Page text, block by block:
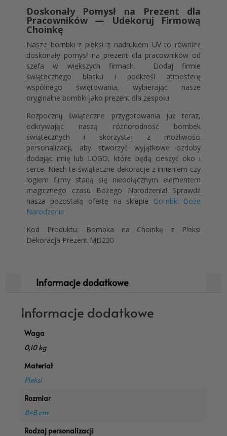
Doskonały Pomysł na Prezent dla
Pracowników — Udekoruj Firmową
Choinkę
Nasze bombki z pleksi z nadrukiem UV to również
doskonały pomysł na prezent dla pracowników od
szefa w większych firmach. Dodaj firmie
świątecznego blasku i podkreśl atmosferę
wspólnego świętowania, wybierając nasze
oryginalne bombki jako prezent dla zespołu.
Rozpocznij świąteczne przygotowania już teraz,
odkrywając naszą różnorodność bombek
świątecznych i skorzystaj z możliwości
personalizacji, aby stworzyć wyjątkowe ozdoby
dodając imię lub LOGO, które będą cieszyć oko i
serce. Niech te świąteczne dekoracje z imieniem czy
logiem firmy staną się nieodłącznym elementem
magicznego czasu Bożego Narodzenia! Sprawdź
nasza pozostałą ofertę na sklepie
Bombki Boże
Narodzenie
Kod Produktu: Bombka na Choinkę z Pleksi
Dekoracja Prezent MD230
Informacje dodatkowe
Informacje dodatkowe
Waga
0,10 kg
Materiał
Pleksi
Rozmiar
8×8 cm
Rodzaj personalizacji